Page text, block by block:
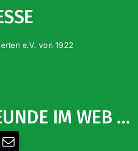
e.V. von 1922
IM WEB …